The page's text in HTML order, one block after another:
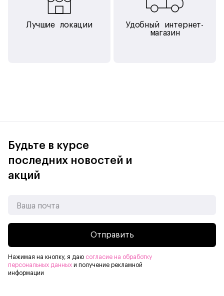
ваши нужды, включая режимы фото, видео и голосового
Лучшие локации
Удобный интернет-
магазин
Будьте в курсе
последних новостей и
акций
Отправить
Нажимая на кнопку, я даю согласие на обработку
персональных данных и получение рекламной
информации